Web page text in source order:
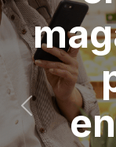
Précédent